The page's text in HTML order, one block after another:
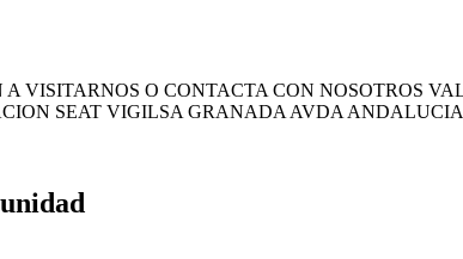
VISITARNOS O CONTACTA CON NOSOTROS
SEAT VIGILSA GRANADA AVDA